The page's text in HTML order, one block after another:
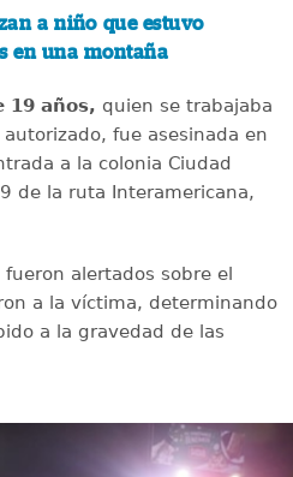
a niño que estuvo
en una montaña
19 años, quien se trabajaba
fue asesinada en
a la colonia Ciudad
de la ruta Interamericana,
fueron alertados sobre el
a la víctima, determinando
a la gravedad de las